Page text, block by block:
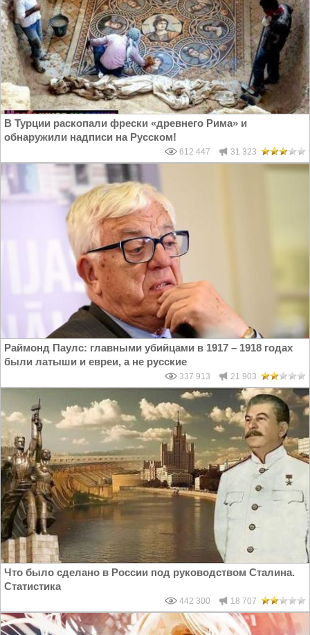
В Турции раскопали фрески «древнего Рима» и
обнаружили надписи на Русском!
612 447 31 323
Раймонд Паулс: главными убийцами в 1917 – 1918 годах
были латыши и евреи, а не русские
337 913 21 903
Что было сделано в России под руководством Сталина.
Статистика
442 300 18 707